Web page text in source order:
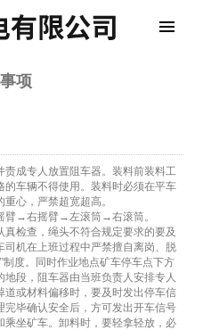
项
责成专人放置阻车器。装料前装料工
车辆不得使用。装料时必须在平车
心，严禁超宽超高。
臂→右摇臂→左滚筒→右滚筒。
检查，绳头不符合规定要求的要及
机在上班过程中严禁擅自离岗、脱
度。同时作业地点矿车停车点下方
段，阻车器由当班负责人安排专人
或材料偏移时，要及时发出停车信
毕确认安全后，方可发出开车信号
坐矿车。卸料时，要轻拿轻放，必